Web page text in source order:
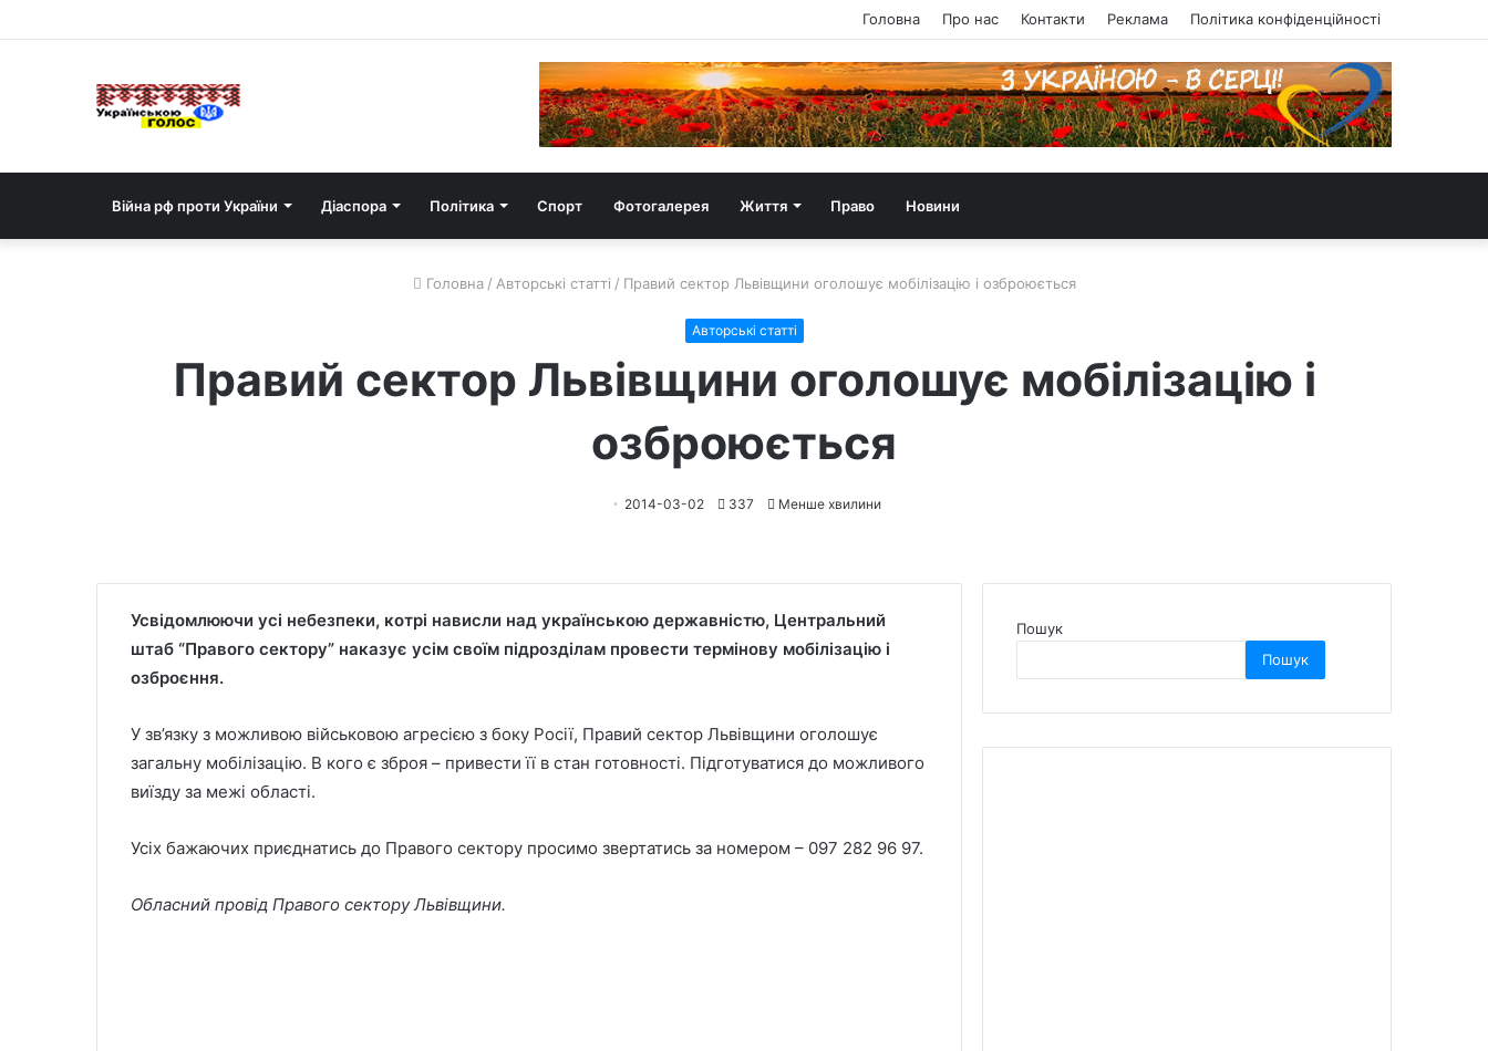
Головна Про нас Контакти Реклама Політика конфіденційності
Війна рф проти України Діаспора Політика Спорт Фотогалерея Життя Право Новини
Головна / Авторські статті / Правий сектор Львівщини оголошує мобілізацію і озброюється
Авторські статті
Правий сектор Львівщини оголошує мобілізацію і
озброюється
2014-03-02 337 Менше хвилини
Усвідомлюючи усі небезпеки, котрі нависли над українською державністю, Центральний
штаб “Правого сектору” наказує усім своїм підрозділам провести термінову мобілізацію і
озброєння.
У зв’язку з можливою військовою агресією з боку Росії, Правий сектор Львівщини оголошує
загальну мобілізацію. В кого є зброя – привести її в стан готовності. Підготуватися до можливого
виїзду за межі області.
Усіх бажаючих приєднатись до Правого сектору просимо звертатись за номером – 097 282 96 97.
Обласний провід Правого сектору Львівщини.
Пошук
Пошук